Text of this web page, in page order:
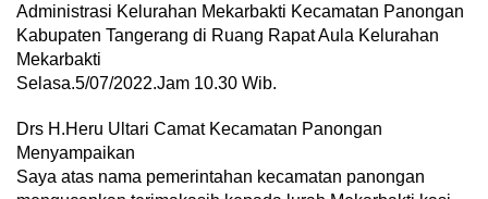
Administrasi Kelurahan Mekarbakti Kecamatan Panongan
Kabupaten Tangerang di Ruang Rapat Aula Kelurahan
Mekarbakti
Selasa.5/07/2022.Jam 10.30 Wib.
Drs H.Heru Ultari Camat Kecamatan Panongan
Menyampaikan
Saya atas nama pemerintahan kecamatan panongan